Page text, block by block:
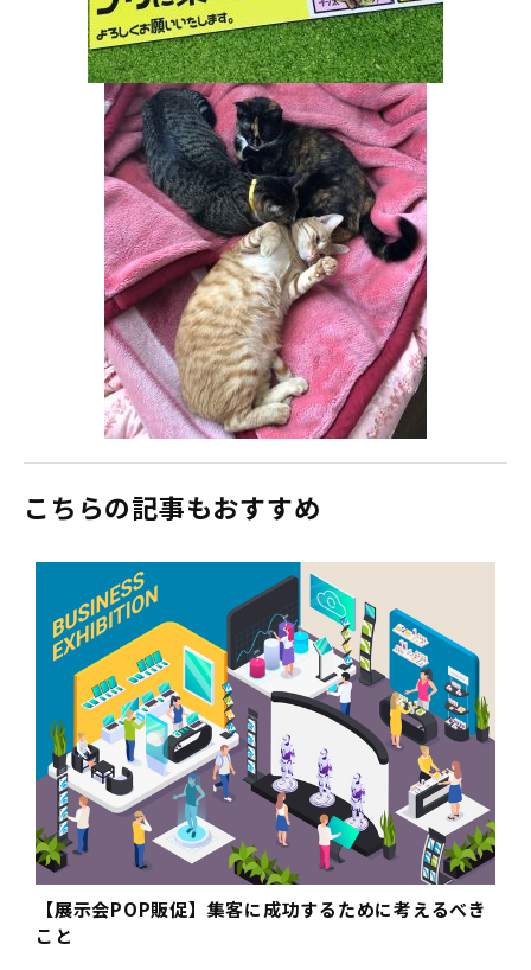
こちらの記事もおすすめ
【展示会POP販促】集客に成功するために考えるべき
こと